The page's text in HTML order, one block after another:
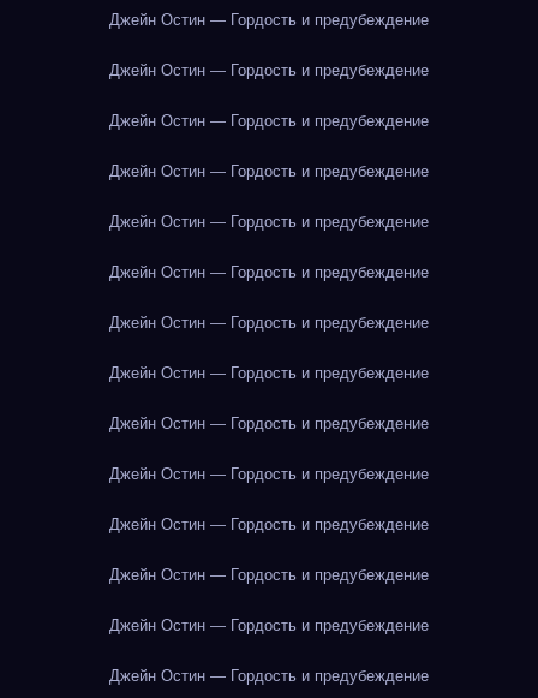
Джейн Остин — Гордость и предубеждение
Джейн Остин — Гордость и предубеждение
Джейн Остин — Гордость и предубеждение
Джейн Остин — Гордость и предубеждение
Джейн Остин — Гордость и предубеждение
Джейн Остин — Гордость и предубеждение
Джейн Остин — Гордость и предубеждение
Джейн Остин — Гордость и предубеждение
Джейн Остин — Гордость и предубеждение
Джейн Остин — Гордость и предубеждение
Джейн Остин — Гордость и предубеждение
Джейн Остин — Гордость и предубеждение
Джейн Остин — Гордость и предубеждение
Джейн Остин — Гордость и предубеждение